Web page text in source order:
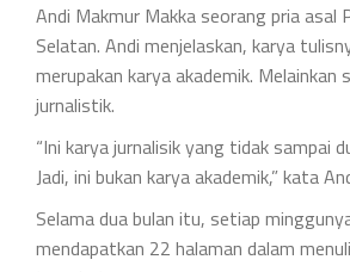
Andi Makmur Makka seorang pria asal
Selatan. Andi menjelaskan, karya
merupakan karya akademik. Melainkan
jurnalistik.
“Ini karya jurnalisik yang tidak sampai
Jadi, ini bukan karya akademik,” kata
Selama dua bulan itu, setiap
mendapatkan 22 halaman dalam